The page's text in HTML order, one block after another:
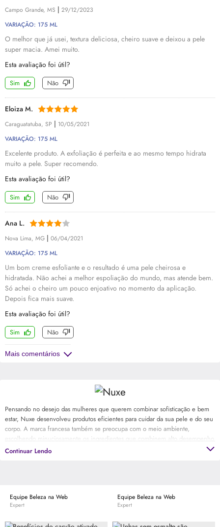
Campo Grande, MS | 29/12/2023
VARIAÇÃO: 175 ML
O melhor que já usei, textura deliciosa, cheiro suave e deixou a pele
super macia. Amei muito.
Esta avaliação foi útil?
Sim Não
Eloiza M.
Caraguatatuba, SP | 10/05/2021
VARIAÇÃO: 175 ML
Excelente produto. A exfoliação é perfeita e ao mesmo tempo hidrata
muito a pele. Super recomendo.
Esta avaliação foi útil?
Sim Não
Ana L.
Nova Lima, MG | 06/04/2021
VARIAÇÃO: 175 ML
Um bom creme esfoliante e o resultado é uma pele cheirosa e
hidratada. Não achei a melhor espoliação do mundo, mas atende bem.
Só achei o cheiro um pouco enjoativo no momento da aplicação.
Depois fica mais suave.
Esta avaliação foi útil?
Sim Não
Mais comentários
Pensando no desejo das mulheres que querem combinar sofisticação e bem
estar, Nuxe desenvolveu produtos eficientes para cuidar da sua pele e do seu
corpo. A marca francesa também se preocupa com o meio ambiente,
escolhendo minuciosamente os ingredientes que combinem alto desempenho
com a preservação da natureza. O nome de Nuxe combina as definições de
Continuar Lendo
Equipe Beleza na Web
Expert
Equipe Beleza na Web
Expert